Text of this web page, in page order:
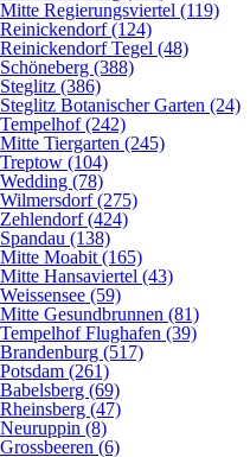
Mitte Regierungsviertel (119)
Reinickendorf (124)
Reinickendorf Tegel (48)
Schöneberg (388)
Steglitz (386)
Steglitz Botanischer Garten (24)
Tempelhof (242)
Mitte Tiergarten (245)
Treptow (104)
Wedding (78)
Wilmersdorf (275)
Zehlendorf (424)
Spandau (138)
Mitte Moabit (165)
Mitte Hansaviertel (43)
Weissensee (59)
Mitte Gesundbrunnen (81)
Tempelhof Flughafen (39)
Brandenburg (517)
Potsdam (261)
Babelsberg (69)
Rheinsberg (47)
Neuruppin (8)
Grossbeeren (6)